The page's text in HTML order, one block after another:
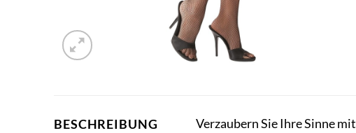
BESCHREIBUNG
Verzaubern Sie Ihre Sinne